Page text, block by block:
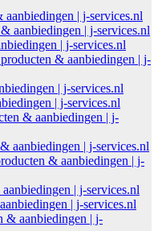
| j-services.nl
aanbiedingen | j-services.nl
| j-services.nl
& aanbiedingen | j-
| j-services.nl
| j-services.nl
& aanbiedingen | j-
aanbiedingen | j-services.nl
& aanbiedingen | j-
| j-services.nl
| j-services.nl
& aanbiedingen | j-